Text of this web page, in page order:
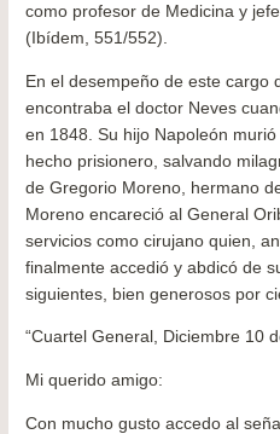
como profesor de Medicina y
(Ibídem, 551/552).
En el desempeño de este cargo
encontraba el doctor Neves
en 1848. Su hijo Napoleón
hecho prisionero, salvando
de Gregorio Moreno, hermano
Moreno encareció al General
servicios como cirujano quien,
finalmente accedió y abdicó de
siguientes, bien generosos por
“Cuartel General, Diciembre 10
Mi querido amigo:
Con mucho gusto accedo al